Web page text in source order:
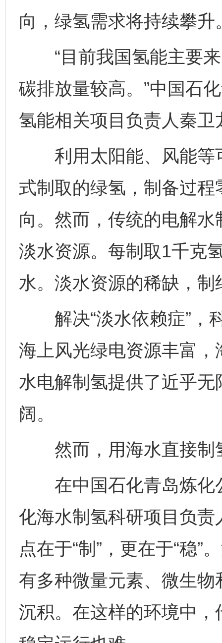
向，绿氢需求将持续攀升
“目前我国氢能主要来
碳排放量较高。”中国石
氢能相关项目负责人秦卫
利用太阳能、风能等
式制取的绿氢，制备过
向。然而，传统的电解
淡水资源。每制取1千克
水。淡水资源的稀缺，
解决“淡水依赖症”，
海上风光绿电资源丰富
水电解制氢提供了近乎
阔。
然而，用海水直接制
在中国石化青岛炼化
化海水制氢科研项目负
点在于“制”，更在于“稳”
有多种微量元素、微生
沉积。在这样的环境中